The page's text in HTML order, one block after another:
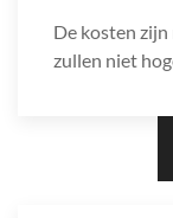
De kosten
zullen niet